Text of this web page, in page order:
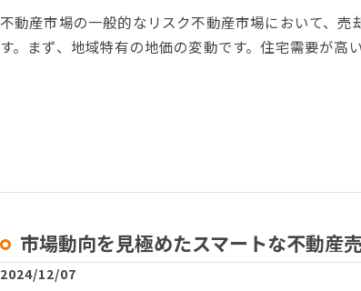
不動産市場の一般的なリスク不動産市場において、
す。まず、地域特有の地価の変動です。住宅需要が
市場動向を見極めたスマートな不動産
2024/12/07